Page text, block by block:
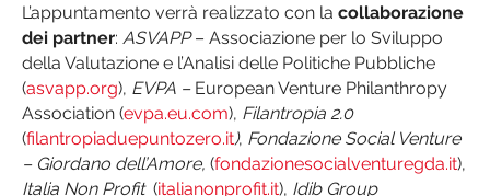
L’appuntamento verrà realizzato con la collaborazione
dei partner: ASVAPP– Associazione per lo Sviluppo
della Valutazione e l’Analisi delle Politiche Pubbliche
(asvapp.org), EVPA –European Venture Philanthropy
Association (evpa.eu.com), Filantropia 2.0
(filantropiaduepuntozero.it), Fondazione Social Venture
– Giordano dell’Amore, (fondazionesocialventuregda.it),
Italia Non Profit (italianonprofit.it), Idib Group